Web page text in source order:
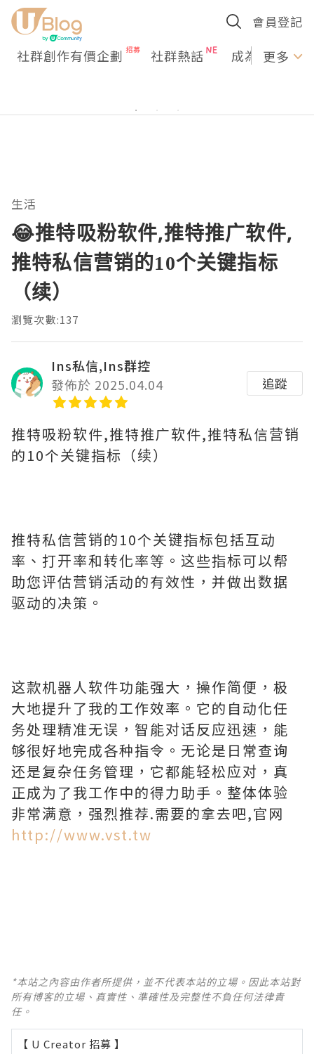
會員登記
社群創作有價企劃 社群熱話 成為U更多
生活
😂推特吸粉软件,推特推广软件,
推特私信营销的10个关键指标
（续）
瀏覽次數:137
Ins私信,Ins群控
發佈於 2025.04.04
追蹤
推特吸粉软件,推特推广软件,推特私信营销
的10个关键指标（续）
推特私信营销的10个关键指标包括互动
率、打开率和转化率等。这些指标可以帮
助您评估营销活动的有效性，并做出数据
驱动的决策。
这款机器人软件功能强大，操作简便，极
大地提升了我的工作效率。它的自动化任
务处理精准无误，智能对话反应迅速，能
够很好地完成各种指令。无论是日常查询
还是复杂任务管理，它都能轻松应对，真
正成为了我工作中的得力助手。整体体验
非常满意，强烈推荐.需要的拿去吧,官网
http://www.vst.tw
*本站之內容由作者所提供，並不代表本站的立場。因此本站對
所有博客的立場、真實性、準確性及完整性不負任何法律責
任。
【 U Creator 招募 】